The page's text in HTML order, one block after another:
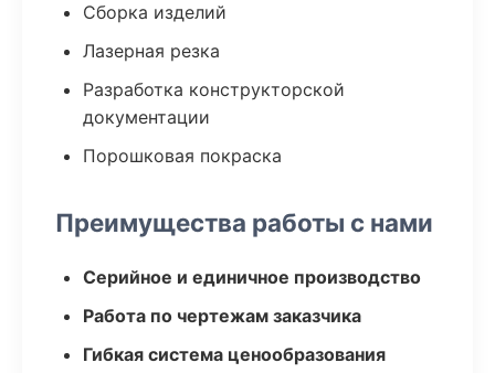
Сборка изделий
Лазерная резка
Разработка конструкторской
документации
Порошковая покраска
Преимущества работы с нами
Серийное и единичное производство
Работа по чертежам заказчика
Гибкая система ценообразования